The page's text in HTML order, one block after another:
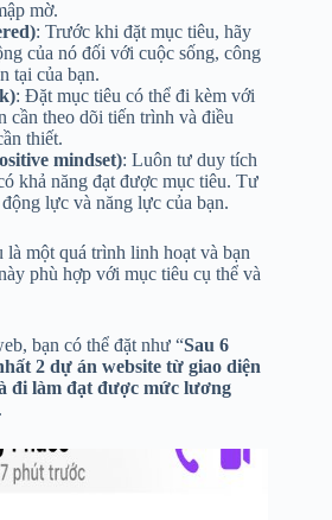
mờ.
: Trước khi đặt mục tiêu, hãy
của nó đối với cuộc sống, công
tại của bạn.
: Đặt mục tiêu có thể đi kèm với
cần theo dõi tiến trình và điều
thiết.
mindset): Luôn tư duy tích
khả năng đạt được mục tiêu. Tư
lực và năng lực của bạn.
một quá trình linh hoạt và bạn
phù hợp với mục tiêu cụ thể và
bạn có thể đặt như “Sau 6
2 dự án website từ giao diện
đi làm đạt được mức lương